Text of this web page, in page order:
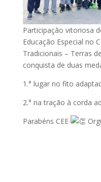
Participação vitoriosa
Educação Especial no
Tradicionais – Terras
conquista de duas
1.° lugar no fito
2.° na tração à corda
Parabéns CEE